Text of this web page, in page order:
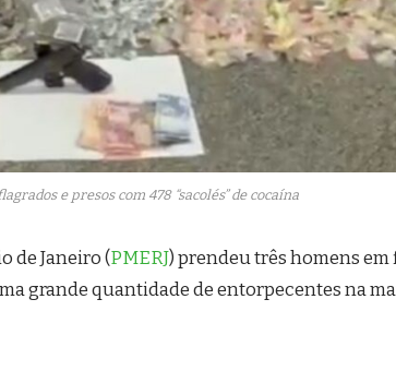
e presos com 478 “sacolés” de cocaína
de Janeiro (PMERJ) prendeu três homens
grande quantidade de entorpecentes na